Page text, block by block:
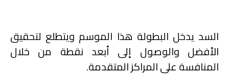
السد يدخل البطولة هذا الموسم ويتطلع لتحقيق
الأفضل والوصول إلى أبعد نقطة من خلال
المنافسة على المراكز المتقدمة.